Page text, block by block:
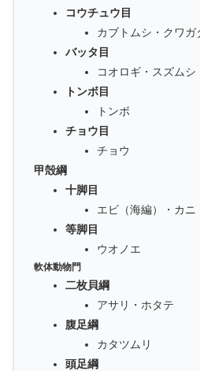
コウチュウ目
カブトムシ・クワガ
バッタ目
コオロギ・スズムシ
トンボ目
トンボ
チョウ目
チョウ
甲殻綱
十脚目
エビ（海編）・カニ
等脚目
ウオノエ
軟体動物門
二枚貝綱
アサリ・ホタテ
腹足綱
カタツムリ
頭足綱